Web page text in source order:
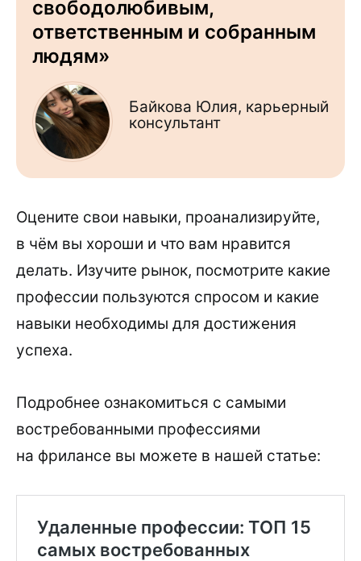
свободолюбивым,
ответственным и собранным
людям»
Байкова Юлия, карьерный
консультант
Оцените свои навыки, проанализируйте,
в чём вы хороши и что вам нравится
делать. Изучите рынок, посмотрите какие
профессии пользуются спросом и какие
навыки необходимы для достижения
успеха.
Подробнее ознакомиться с самыми
востребованными профессиями
на фрилансе вы можете в нашей статье: